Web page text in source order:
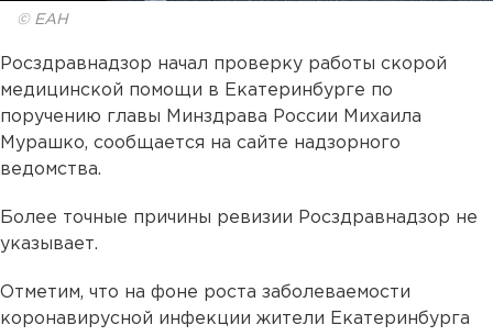
© ЕАН
Росздравнадзор начал проверку работы скорой
медицинской помощи в Екатеринбурге по
поручению главы Минздрава России Михаила
Мурашко, сообщается на сайте надзорного
ведомства.
Более точные причины ревизии Росздравнадзор не
указывает.
Отметим, что на фоне роста заболеваемости
коронавирусной инфекции жители Екатеринбурга